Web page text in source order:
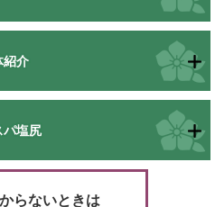
紹介
パ塩尻
らないときは